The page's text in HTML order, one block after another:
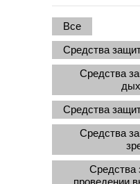
Все
Средства
Средства
Средства
Средства
Средства
проведении